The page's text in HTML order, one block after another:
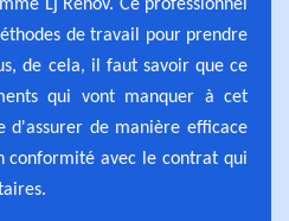
Lj Rénov. Ce professionnel
de travail pour prendre
de cela, il faut savoir que ce
qui vont manquer à cet
d'assurer de manière efficace
conformité avec le contrat qui